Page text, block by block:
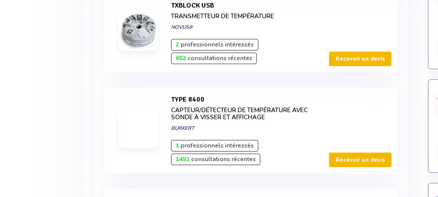
TXBLOCK USB
TRANSMETTEUR DE TEMPÉRATURE
NOVUS®
2professionnels intéressés
652consultations récentes Recevoir un devis
TYPE 8400
CAPTEUR/DÉTECTEUR DE TEMPÉRATURE AVEC
SONDE À VISSER ET AFFICHAGE
BURKERT
1professionnels intéressés
1451consultations récentes Recevoir un devis